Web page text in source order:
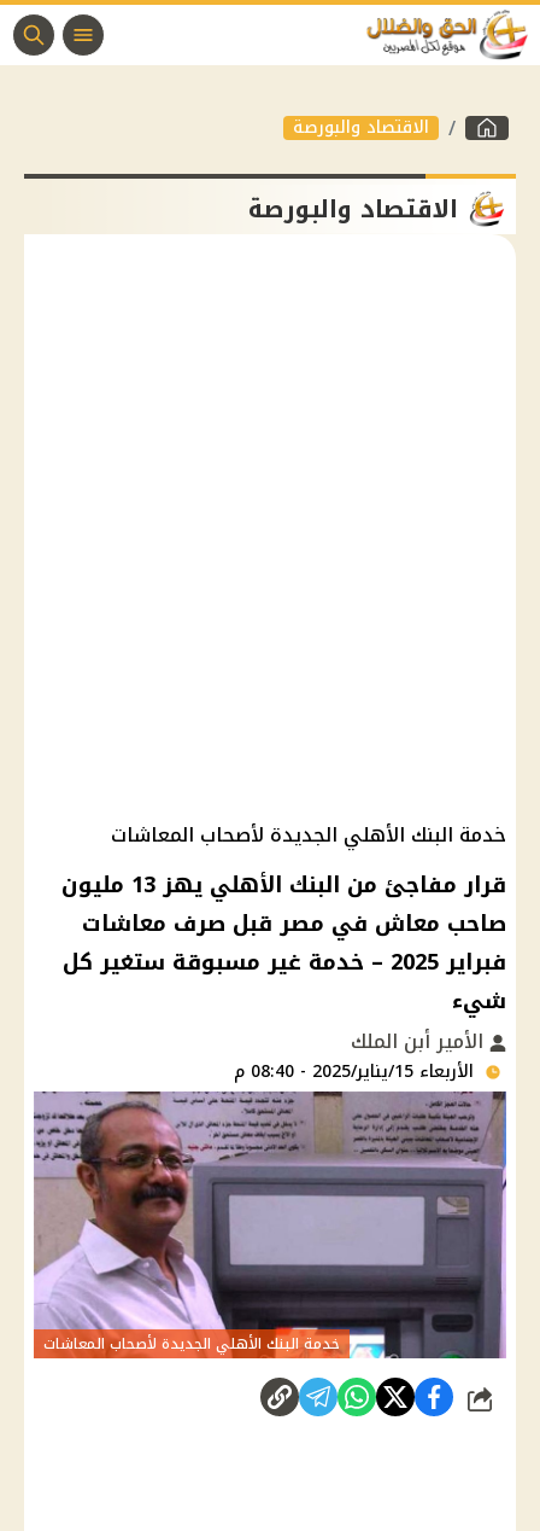
الاقتصاد والبورصة
الاقتصاد والبورصة
خدمة البنك الأهلي الجديدة لأصحاب المعاشات
قرار مفاجئ من البنك الأهلي يهز 13 مليون
صاحب معاش في مصر قبل صرف معاشات
فبراير 2025 – خدمة غير مسبوقة ستغير كل
شيء
الأمير أبن الملك
الأربعاء 15/يناير/2025 - 08:40 م
خدمة البنك الأهلي الجديدة لأصحاب المعاشات
شارك